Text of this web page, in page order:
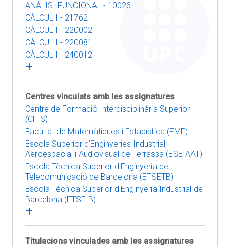
ANÀLISI FUNCIONAL - 10026
CÀLCUL I - 21762
CÀLCUL I - 220002
CÀLCUL I - 220081
CÀLCUL I - 240012
Centres vinculats amb les assignatures
Centre de Formació Interdisciplinària Superior
(CFIS)
Facultat de Matemàtiques i Estadística (FME)
Escola Superior d'Enginyeries Industrial,
Aeroespacial i Audiovisual de Terrassa (ESEIAAT)
Escola Tècnica Superior d'Enginyeria de
Telecomunicació de Barcelona (ETSETB)
Escola Tècnica Superior d'Enginyeria Industrial de
Barcelona (ETSEIB)
Titulacions vinculades amb les assignatures